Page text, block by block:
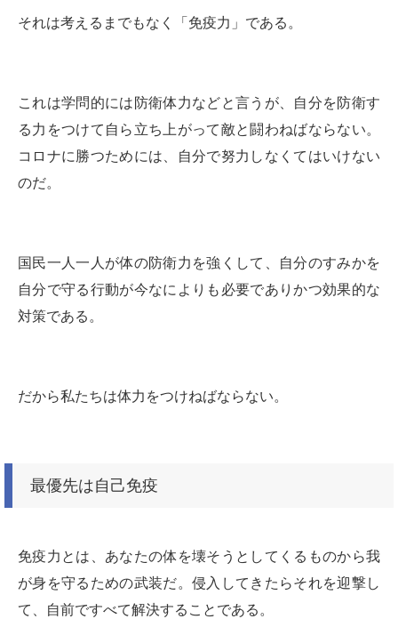
それは考えるまでもなく「免疫力」である。
これは学問的には防衛体力などと言うが、自分を防衛す
る力をつけて自ら立ち上がって敵と闘わねばならない。
コロナに勝つためには、自分で努力しなくてはいけない
のだ。
国民一人一人が体の防衛力を強くして、自分のすみかを
自分で守る行動が今なによりも必要でありかつ効果的な
対策である。
だから私たちは体力をつけねばならない。
最優先は自己免疫
免疫力とは、あなたの体を壊そうとしてくるものから我
が身を守るための武装だ。侵入してきたらそれを迎撃し
て、自前ですべて解決することである。